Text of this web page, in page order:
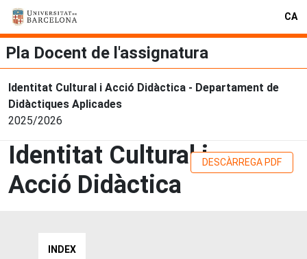
CA
Pla Docent de l'assignatura
Identitat Cultural i Acció Didàctica - Departament de
Didàctiques Aplicades
2025/2026
Identitat Cultural i
Acció Didàctica
DESCÀRREGA PDF
INDEX